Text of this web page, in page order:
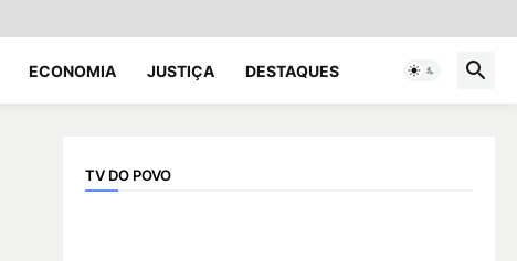
ECONOMIA JUSTIÇA DESTAQUES
TV DO POVO